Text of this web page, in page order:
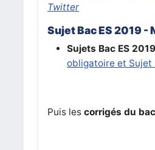
Twitter
Sujet Bac ES 2019 -
Sujets Bac ES 2019
obligatoire et Sujet
Puis les corrigés du bac